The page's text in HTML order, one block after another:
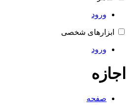
ورود
ابزارهای شخصی
ورود
اجازه
صفحه